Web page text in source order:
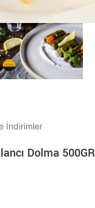
İndirimler
Dolma 500GR